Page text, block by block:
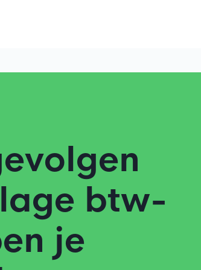
btw-
je